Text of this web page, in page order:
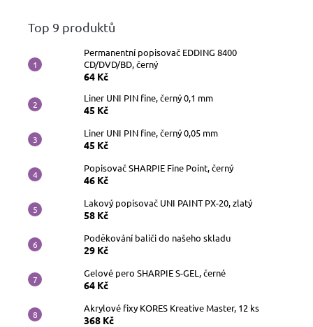
Top 9 produktů
Permanentní popisovač EDDING 8400
CD/DVD/BD, černý
64 Kč
Liner UNI PIN fine, černý 0,1 mm
45 Kč
Liner UNI PIN fine, černý 0,05 mm
45 Kč
Popisovač SHARPIE Fine Point, černý
46 Kč
Lakový popisovač UNI PAINT PX-20, zlatý
58 Kč
Poděkování baliči do našeho skladu
29 Kč
Gelové pero SHARPIE S-GEL, černé
64 Kč
Akrylové fixy KORES Kreative Master, 12 ks
368 Kč